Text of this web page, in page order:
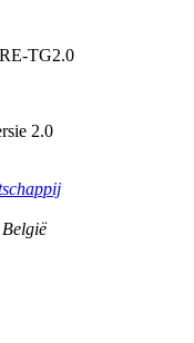
TG2.0
2.0
België